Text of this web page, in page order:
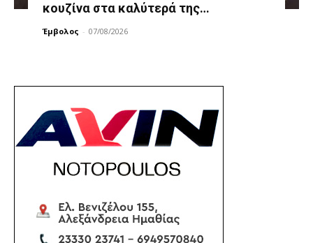
κουζίνα στα καλύτερά της…
Έμβολος - 07/08/2026